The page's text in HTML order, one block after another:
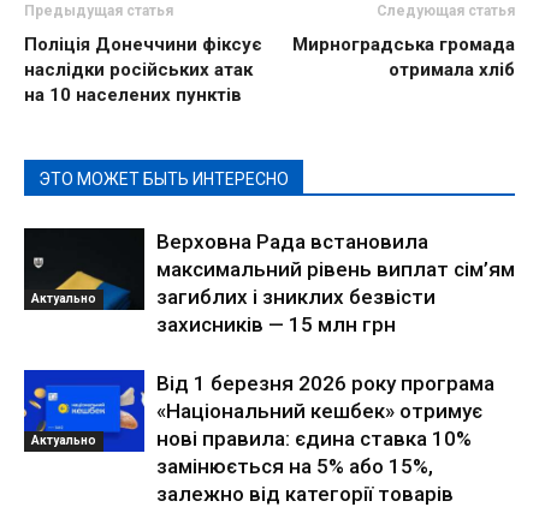
Предыдущая статья
Поліція Донеччини фіксує
наслідки російських атак
на 10 населених пунктів
Следующая статья
Мирноградська громада
отримала хліб
ЭТО МОЖЕТ БЫТЬ ИНТЕРЕСНО
Актуально
Верховна Рада встановила
максимальний рівень виплат сім’ям
загиблих і зниклих безвісти
захисників — 15 млн грн
Актуально
Від 1 березня 2026 року програма
«Національний кешбек» отримує
нові правила: єдина ставка 10%
замінюється на 5% або 15%,
залежно від категорії товарів